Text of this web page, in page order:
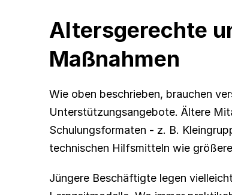
Altersgerechte
Maßnahmen
Wie oben beschrieben, brauchen
Unterstützungsangebote. Ältere
Schulungsformaten - z. B.
technischen Hilfsmitteln wie
Jüngere Beschäftigte legen